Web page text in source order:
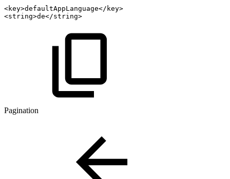
<key>defaultAppLanguage</ key>
<string>de</string>
Pagination